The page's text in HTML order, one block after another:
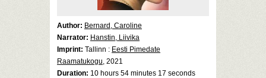
Author: Bernard, Caroline
Narrator: Hanstin, Liivika
Imprint: Tallinn : Eesti Pimedate
Raamatukogu, 2021
Duration: 10 hours 54 minutes 17 seconds